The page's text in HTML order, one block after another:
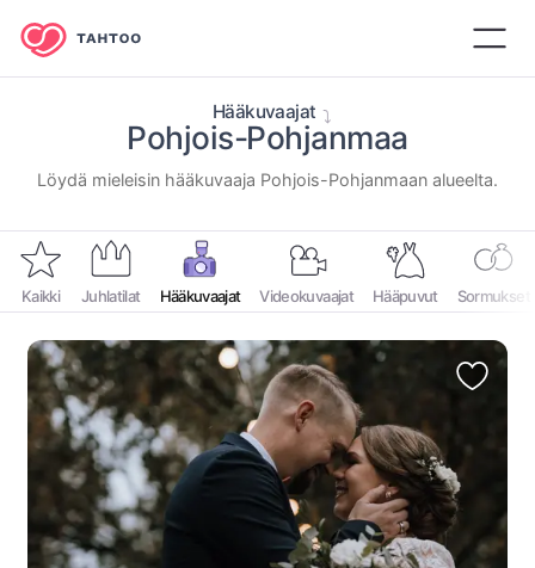
Hääkuvaajat
Pohjois-⁠Pohjanmaa
⁨Löydä mieleisin hääkuvaaja ⁨Pohjois-Pohjanmaan⁩ alueelta.⁩
Kaikki Juhlatilat Hääkuvaajat Videokuvaajat Hääpuvut Sormukset